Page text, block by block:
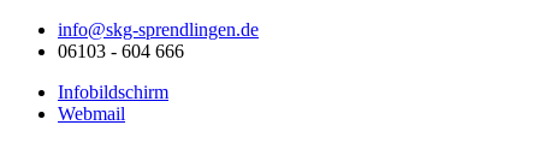
info@skg-sprendlingen.de
06103 - 604 666
Infobildschirm
Webmail